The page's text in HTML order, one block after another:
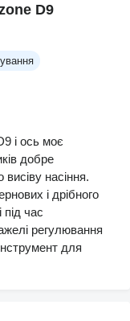
За сім років
Єдине, що ми
також скребки. У
на диво.
додатковий
D9
і ось моє
добре
насіння.
і дрібного
час
регулювання
для